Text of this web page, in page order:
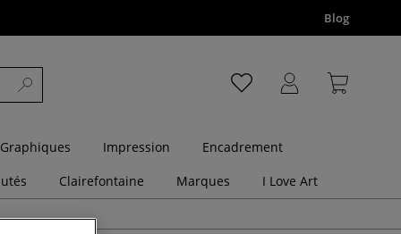
Blog
Impression
Encadrement
Clairefontaine Marques I Love Art